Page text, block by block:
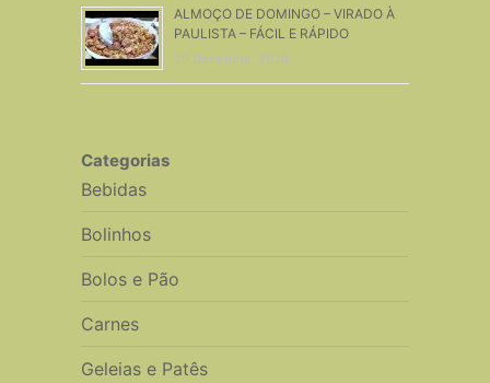
ALMOÇO DE DOMINGO – VIRADO À
PAULISTA – FÁCIL E RÁPIDO
20 Dezembro, 2020
Categorias
Bebidas
Bolinhos
Bolos e Pão
Carnes
Geleias e Patês